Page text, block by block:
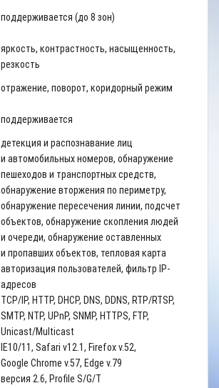
поддерживается (до 8 зон)
яркость, контрастность, насыщенность,
резкость
отражение, поворот, коридорный режим
поддерживается
детекция и распознавание лиц
и автомобильных номеров, обнаружение
пешеходов и транспортных средств,
обнаружение вторжения по периметру,
обнаружение пересечения линии, подсчет
объектов, обнаружение скопления людей
и очереди, обнаружение оставленных
и пропавших объектов, тепловая карта
авторизация пользователей, фильтр IP-
адресов
TCP/IP, HTTP, DHCP, DNS, DDNS, RTP/RTSP,
SMTP, NTP, UPnP, SNMP, HTTPS, FTP,
Unicast/Multicast
IE10/11, Safari v12.1, Firefox v.52,
Google Chrome v.57, Edge v.79
версия 2.6, Profile S/G/T